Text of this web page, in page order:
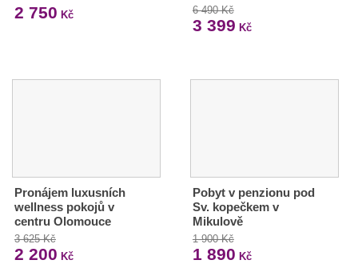
2 750 Kč 6 490 Kč
3 399 Kč
Pronájem luxusních
wellness pokojů v
centru Olomouce
3 625 Kč
2 200 Kč
Pobyt v penzionu pod
Sv. kopečkem v
Mikulově
1 900 Kč
1 890 Kč